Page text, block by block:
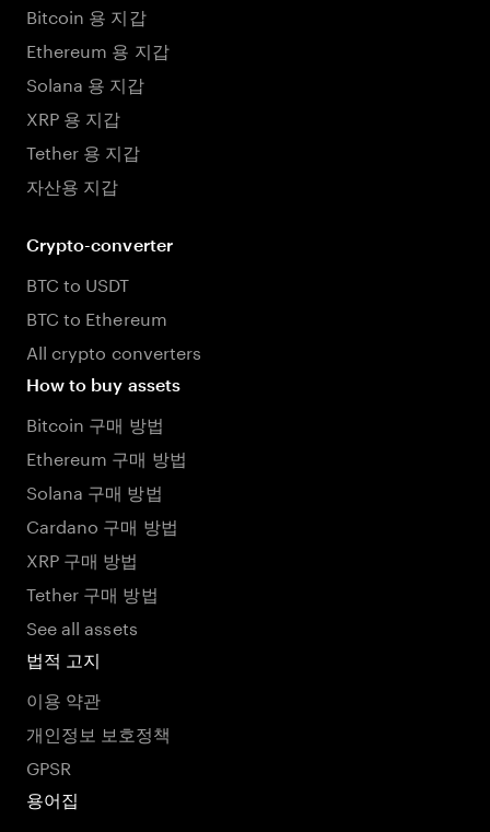
Bitcoin 용 지갑
Ethereum 용 지갑
Solana 용 지갑
XRP 용 지갑
Tether 용 지갑
자산용 지갑
Crypto-converter
BTC to USDT
BTC to Ethereum
All crypto converters
How to buy assets
Bitcoin 구매 방법
Ethereum 구매 방법
Solana 구매 방법
Cardano 구매 방법
XRP 구매 방법
Tether 구매 방법
See all assets
법적 고지
이용 약관
개인정보 보호정책
GPSR
용어집